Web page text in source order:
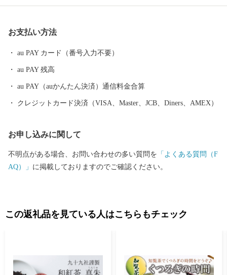
指定について】 四国中央市は、総務大臣よりふるさと納税の対象
ますようお願い致します。
お支払い方法
au PAY カード（番号入力不要）
au PAY 残高
au PAY（auかんたん決済）通信料金合算
クレジットカード決済（VISA、Master、JCB、Diners、AMEX）
お申し込みに関して
不明点がある場合、お問い合わせの多い質問を 「よくある質問（F
AQ）」 に掲載しておりますのでご確認ください。
この返礼品を見ている人はこちらもチェック